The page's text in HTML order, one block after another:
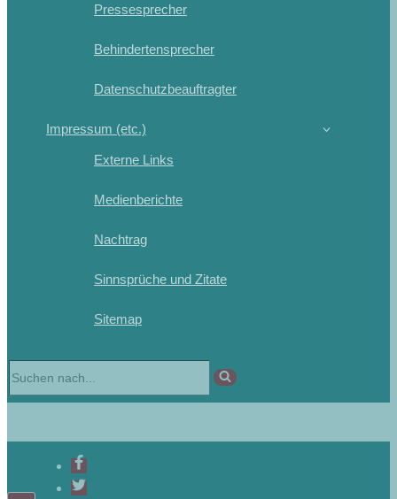
Pressesprecher
Behindertensprecher
Datenschutzbeauftragter
Impressum (etc.)
Externe Links
Medienberichte
Nachtrag
Sinnsprüche und Zitate
Sitemap